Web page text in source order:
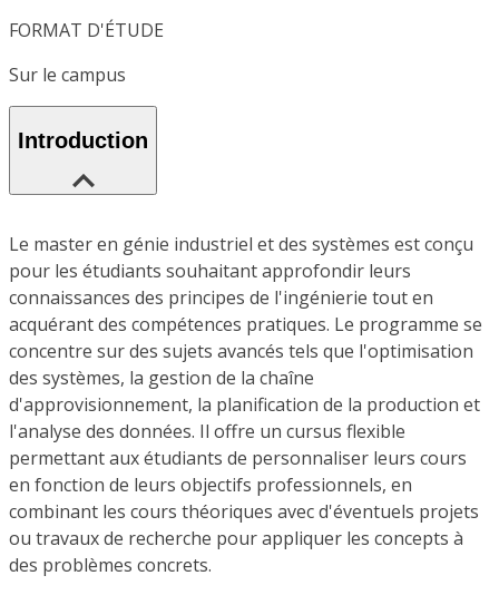
FORMAT D'ÉTUDE
Sur le campus
Introduction
Le master en génie industriel et des systèmes est conçu
pour les étudiants souhaitant approfondir leurs
connaissances des principes de l'ingénierie tout en
acquérant des compétences pratiques. Le programme se
concentre sur des sujets avancés tels que l'optimisation
des systèmes, la gestion de la chaîne
d'approvisionnement, la planification de la production et
l'analyse des données. Il offre un cursus flexible
permettant aux étudiants de personnaliser leurs cours
en fonction de leurs objectifs professionnels, en
combinant les cours théoriques avec d'éventuels projets
ou travaux de recherche pour appliquer les concepts à
des problèmes concrets.